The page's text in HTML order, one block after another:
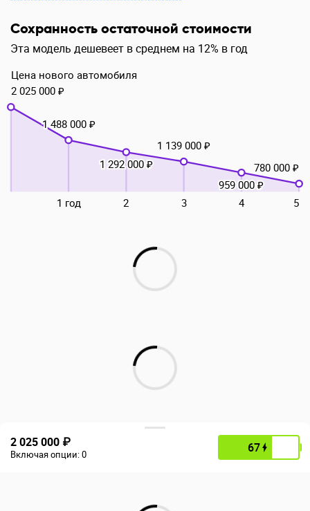
Сохранность остаточной стоимости
Эта модель дешевеет в среднем на 12% в год
1 год 2 3 4 5
Цена нового автомобиля
2 025 000 ₽
1 488 000 ₽
1 292 000 ₽
1 139 000 ₽
959 000 ₽
780 000 ₽
2 025 000 ₽
Включая опции:0 67